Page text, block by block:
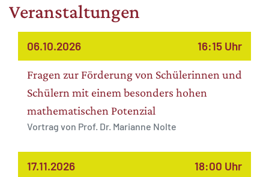
Veranstaltungen
06.10.2026 16:15 Uhr
Fragen zur Förderung von Schülerinnen und
Schülern mit einem besonders hohen
mathematischen Potenzial
Vortrag von Prof. Dr. Marianne Nolte
17.11.2026 18:00 Uhr